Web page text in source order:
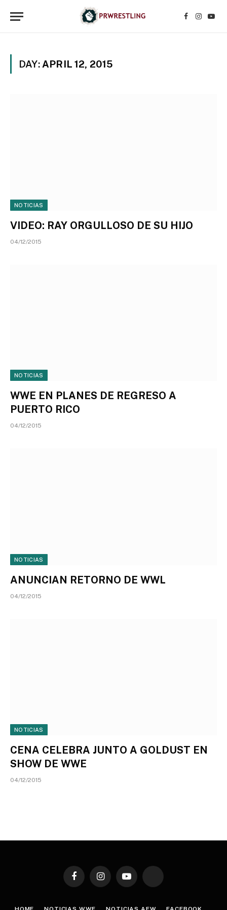
Facebook
DAY: APRIL 12, 2015
NOTICIAS
VIDEO: RAY ORGULLOSO DE SU HIJO
04/12/2015
NOTICIAS
WWE EN PLANES DE REGRESO A
PUERTO RICO
04/12/2015
NOTICIAS
ANUNCIAN RETORNO DE WWL
04/12/2015
NOTICIAS
CENA CELEBRA JUNTO A GOLDUST EN
SHOW DE WWE
04/12/2015
FacebookInstagramYouTube TikTok